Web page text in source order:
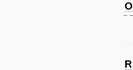
O
R